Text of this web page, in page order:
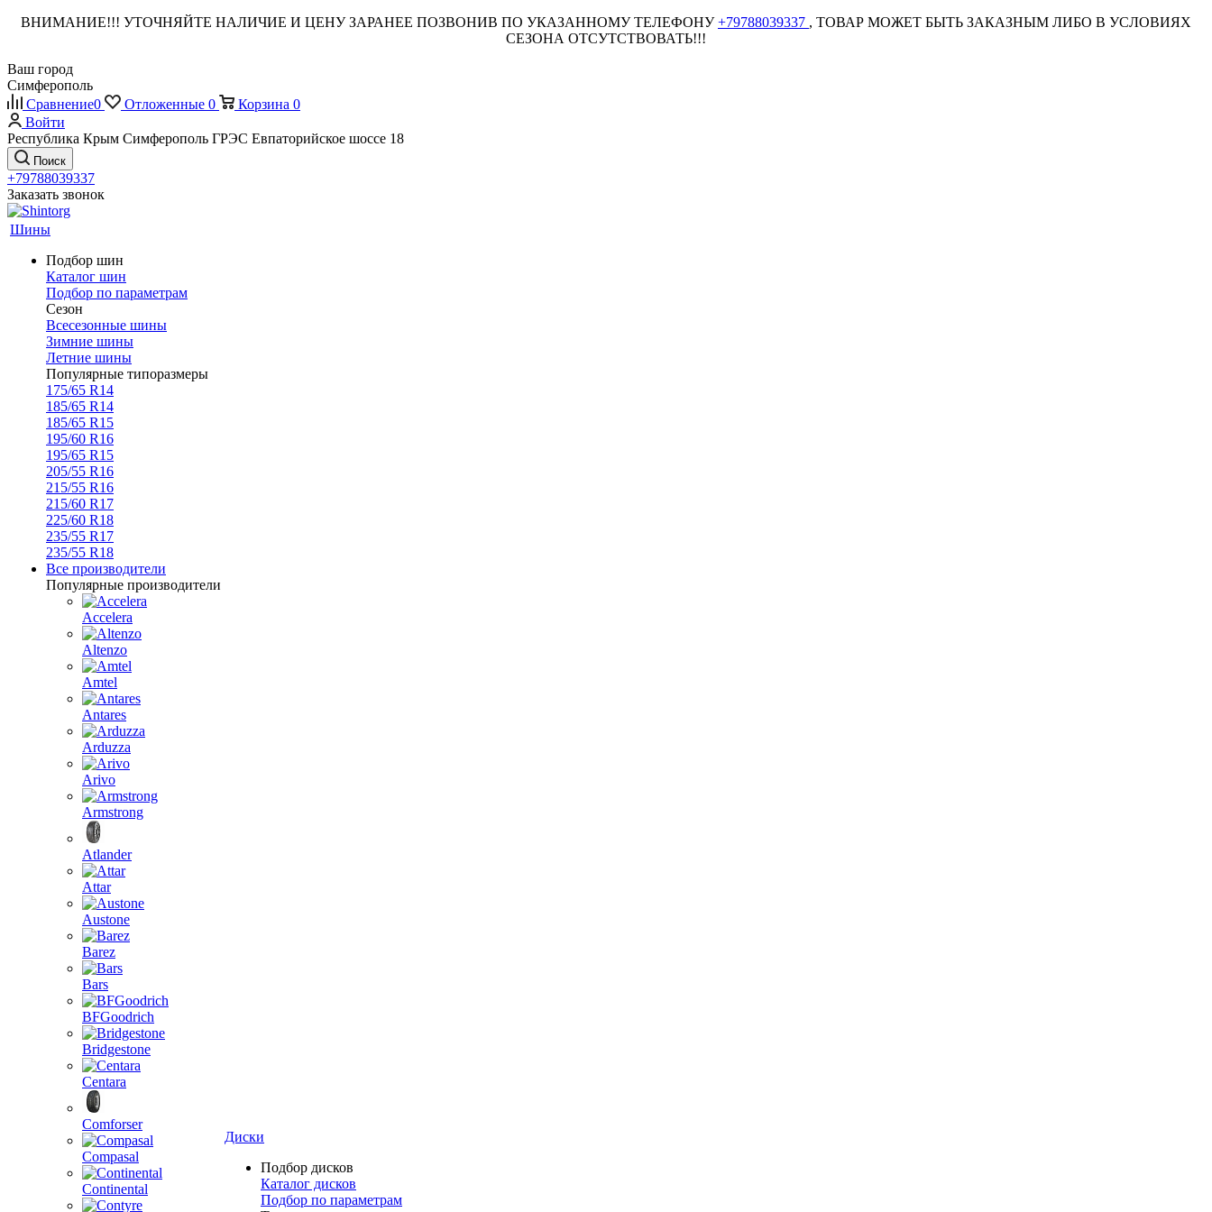
ВНИМАНИЕ!!! УТОЧНЯЙТЕ НАЛИЧИЕ И ЦЕНУ ЗАРАНЕЕ ПОЗВОНИВ ПО УКАЗАННОМУ ТЕЛЕФОНУ+79788039337 , ТОВАР МОЖЕТ БЫТЬ ЗАКАЗНЫМ ЛИБО В УСЛОВИЯХ
СЕЗОНА ОТСУТСТВОВАТЬ!!!
Ваш город
Симферополь
Сравнение0 Отложенные 0 Корзина 0
Войти
Республика Крым Симферополь ГРЭС Евпаторийское шоссе 18
Поиск
+79788039337
Заказать звонок
Шины
Подбор шин
Каталог шин
Подбор по параметрам
Сезон
Всесезонные шины
Зимние шины
Летние шины
Популярные типоразмеры
175/65 R14
185/65 R14
185/65 R15
195/60 R16
195/65 R15
205/55 R16
215/55 R16
215/60 R17
225/60 R18
235/55 R17
235/55 R18
Все производители
Популярные производители
Accelera
Altenzo
Amtel
Antares
Arduzza
Arivo
Armstrong
Atlander
Attar
Austone
Barez
Bars
BFGoodrich
Bridgestone
Centara
Comforser
Compasal
Continental
Диски
Подбор дисков
Каталог дисков
Подбор по параметрам